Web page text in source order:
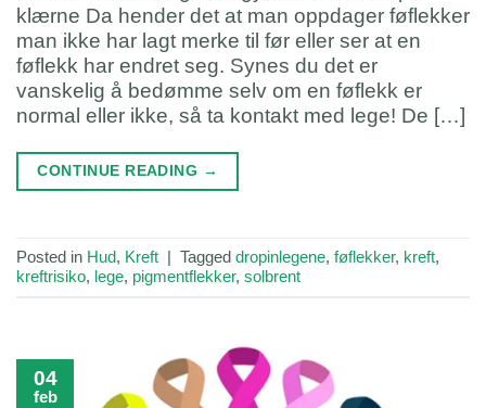
klærne Da hender det at man oppdager føflekker
man ikke har lagt merke til før eller ser at en
føflekk har endret seg. Synes du det er
vanskelig å bedømme selv om en føflekk er
normal eller ikke, så ta kontakt med lege! De […]
CONTINUE READING →
Posted in Hud, Kreft | Tagged dropinlegene, føflekker, kreft,
kreftrisiko, lege, pigmentflekker, solbrent
04
feb